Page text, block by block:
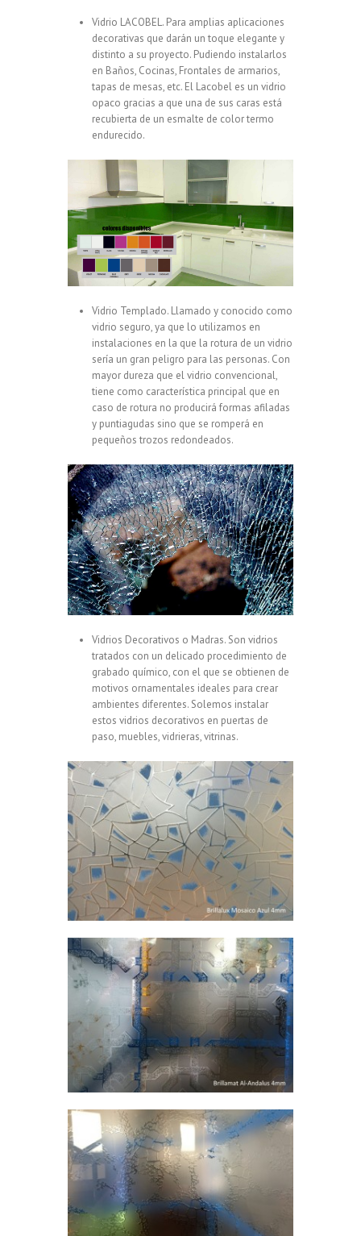
Vidrio LACOBEL. Para amplias aplicaciones
decorativas que darán un toque elegante y
distinto a su proyecto. Pudiendo instalarlos
en Baños, Cocinas, Frontales de armarios,
tapas de mesas, etc. El Lacobel es un vidrio
opaco gracias a que una de sus caras está
recubierta de un esmalte de color termo
endurecido.
Vidrio Templado. Llamado y conocido como
vidrio seguro, ya que lo utilizamos en
instalaciones en la que la rotura de un vidrio
sería un gran peligro para las personas. Con
mayor dureza que el vidrio convencional,
tiene como característica principal que en
caso de rotura no producirá formas afiladas
y puntiagudas sino que se romperá en
pequeños trozos redondeados.
Vidrios Decorativos o Madras. Son vidrios
tratados con un delicado procedimiento de
grabado químico, con el que se obtienen de
motivos ornamentales ideales para crear
ambientes diferentes. Solemos instalar
estos vidrios decorativos en puertas de
paso, muebles, vidrieras, vitrinas.